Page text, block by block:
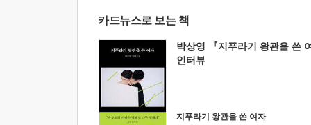
카드뉴스로 보는 책
박상영 『지푸라기 왕관을 쓴
인터뷰
지푸라기 왕관을 쓴 여자